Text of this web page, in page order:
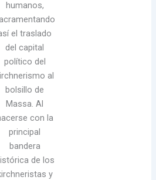
humanos,
el traslado
del capital
político del
al
bolsillo de
Massa. Al
con la
principal
bandera
de los
y